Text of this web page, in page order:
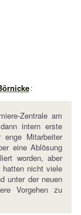
:
Zentrale am
intern erste
Mitarbeiter
eine Ablösung
worden, aber
nicht viele
unter der neuen
Vorgehen zu